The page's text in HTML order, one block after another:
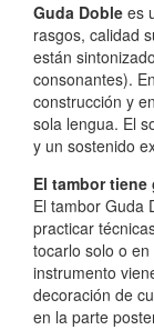
Guda Doble es
rasgos, calidad
están
consonantes).
construcción y
sola lengua. El
y un sostenido
El tambor
El tambor Guda
practicar
tocarlo solo o
instrumento
decoración de
en la parte